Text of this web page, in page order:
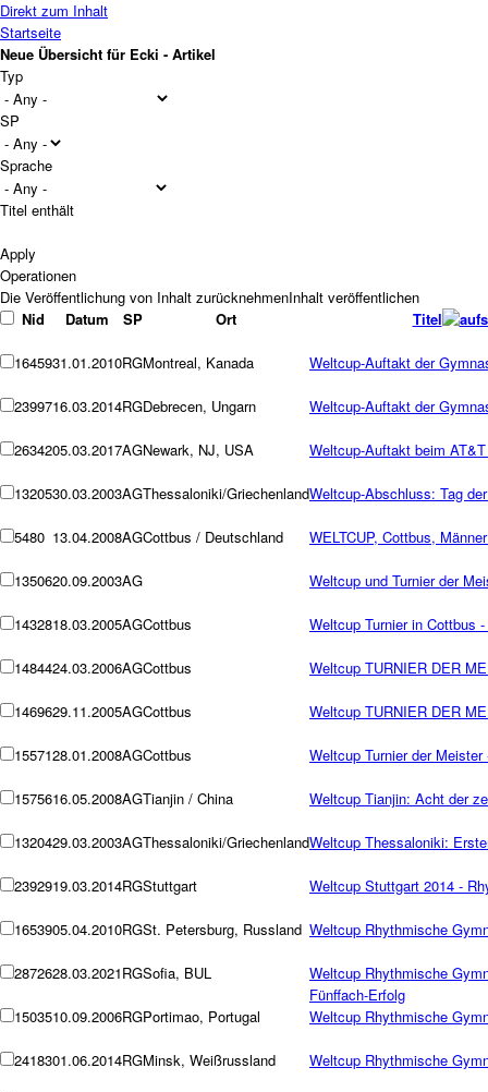
Direkt zum Inhalt
Startseite
Neue Übersicht für Ecki - Artikel
Typ
SP
Sprache
Titel enthält
Operationen
Nid Datum SP Ort Titel
1645931.01.2010RGMontreal, Kanada Weltcup-Auftakt der
2399716.03.2014RGDebrecen, Ungarn Weltcup-Auftakt der
2634205.03.2017AGNewark, NJ, USA Weltcup-Auftakt beim
1320530.03.2003AGThessaloniki/GriechenlandWeltcup-Abschluss: Tag
5480 13.04.2008AGCottbus / Deutschland WELTCUP, Cottbus,
1350620.09.2003AG Weltcup und Turnier der
1432818.03.2005AGCottbus Weltcup Turnier in Cottbus
1484424.03.2006AGCottbus Weltcup TURNIER DER
1469629.11.2005AGCottbus Weltcup TURNIER DER
1557128.01.2008AGCottbus Weltcup Turnier der
1575616.05.2008AGTianjin / China Weltcup Tianjin: Acht der
1320429.03.2003AGThessaloniki/GriechenlandWeltcup Thessaloniki:
2392919.03.2014RGStuttgart Weltcup Stuttgart 2014 -
1653905.04.2010RGSt. Petersburg, Russland Weltcup Rhythmische
2872628.03.2021RGSofia, BUL
Weltcup Rhythmische
Fünffach-Erfolg
1503510.09.2006RGPortimao, Portugal Weltcup Rhythmische
2418301.06.2014RGMinsk, Weißrussland Weltcup Rhythmische